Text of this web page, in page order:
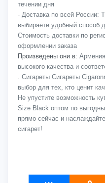
течении дня
- Доставка по всей России:
выбираете удобный способ
Стоимость доставки по
оформлении заказа
Произведены они в:
высокого качества и
. Сигареты Сигареты
выбор для тех, кто ценит
Не упустите возможность
Size Black оптом по
прямо сейчас и
сигарет!